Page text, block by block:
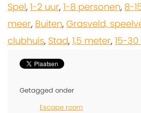
Spel, 1-2 uur, 1-8 personen, 8-
meer, Buiten, Grasveld,
clubhuis, Stad, 1,5 meter, 15-
Getagged onder
Escape room